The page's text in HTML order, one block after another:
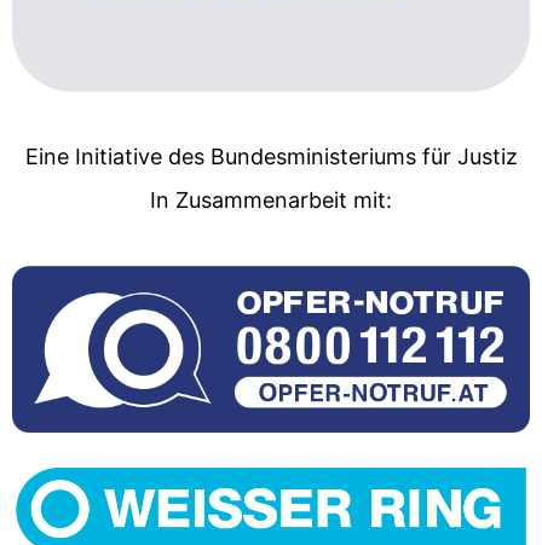
Eine Initiative des Bundesministeriums für Justiz
In Zusammenarbeit mit: